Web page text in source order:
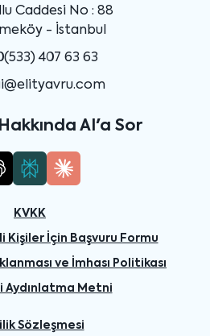
Caddesi No : 88
- İstanbul
407 63 63
AI'a Sor
KVKK
Kişiler İçin Başvuru Formu
ve İmhası Politikası
Aydınlatma Metni
Sözleşmesi